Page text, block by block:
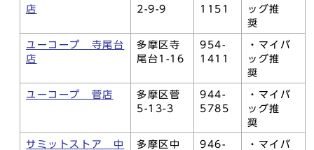
店
2-9-9
1151
ッグ推
奨
ユーコープ 寺尾台
店
多摩区寺
尾台1-16
954-
1411
・マイバ
ッグ推
奨
ユーコープ 菅店
多摩区菅
5-13-3
944-
5785
・マイバ
ッグ推
奨
サミットストア 中
多摩区中
946-
・マイバ